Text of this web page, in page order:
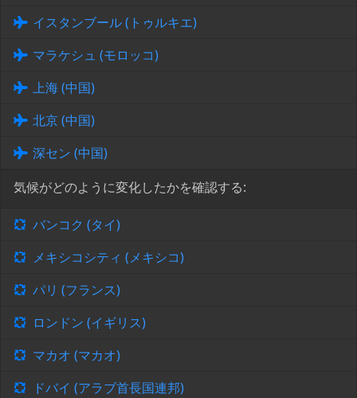
イスタンブール (トゥルキエ)
マラケシュ (モロッコ)
上海 (中国)
北京 (中国)
深セン (中国)
気候がどのように変化したかを確認する:
バンコク (タイ)
メキシコシティ (メキシコ)
パリ (フランス)
ロンドン (イギリス)
マカオ (マカオ)
ドバイ (アラブ首長国連邦)